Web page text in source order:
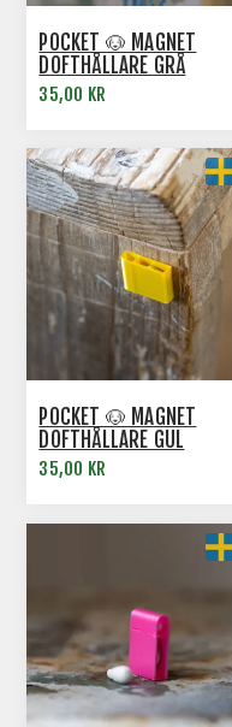
POCKET 🐶 MAGNET
DOFTHÅLLARE GRÅ
35,00 KR
POCKET 🐶 MAGNET
DOFTHÅLLARE GUL
35,00 KR